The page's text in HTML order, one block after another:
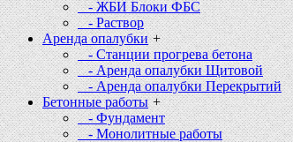
- ЖБИ Блоки ФБС
- Раствор
Аренда опалубки +
- Станции прогрева бетона
- Аренда опалубки Щитовой
- Аренда опалубки Перекрытий
Бетонные работы +
- Фундамент
- Монолитные работы